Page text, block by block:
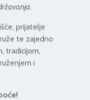
prijatelje
te zajedno
tradicijom,
i